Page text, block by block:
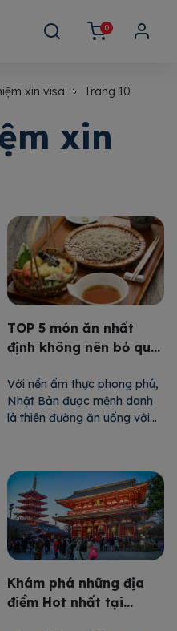
0
xin visa Trang 10
xin
TOP 5 món ăn nhất
định không nên bỏ qua
Với nền ẩm thực phong phú,
Nhật Bản được mệnh danh
là thiên đường ăn uống với
sashimi, mì ramen… Song
còn vô số món ăn khác chờ
bạn khám phá. Hãy cùng
24HVISA điểm danh 5 món
ăn nhất định […]
Khám phá những địa
điểm Hot nhất tại